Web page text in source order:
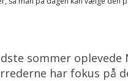
sommer
har fokus på